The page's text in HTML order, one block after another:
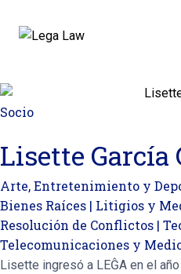
Socio
Lisette García
Arte, Entretenimiento y
Bienes Raíces | Litigios y
Resolución de Conflictos |
Telecomunicaciones y
Lisette ingresó a LEĜA en el